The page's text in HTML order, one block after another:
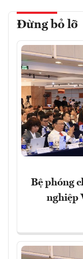
Đừng bỏ lỡ
Bệ phóng
nghiệp